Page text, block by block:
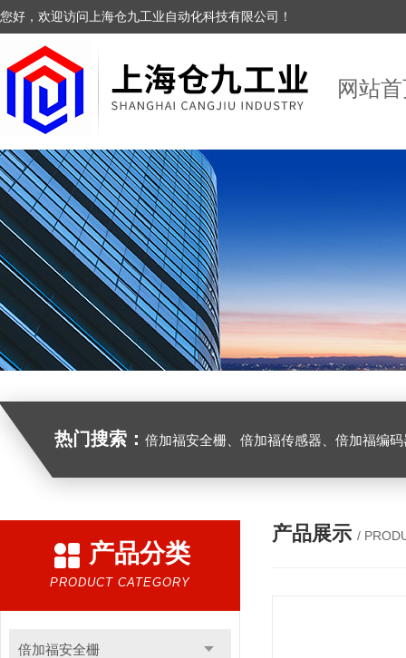
您好，欢迎访问上海仓九工业自动化科技有限公司！
网站
热门搜索： 倍加福安全栅、倍加福传感器、倍加福编码器、倍加福超声波传感器、松下伺服驱动器、松下伺
产品分类
PRODUCT CATEGORY
倍加福安全栅
产品展示 /